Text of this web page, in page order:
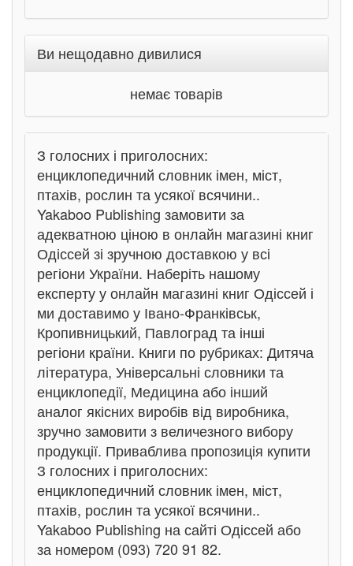
Ви нещодавно дивилися
немає товарів
З голосних і приголосних:
енциклопедичний словник імен, міст,
птахів, рослин та усякої всячини..
Yakaboo Publishing замовити за
адекватною ціною в онлайн магазині книг
Одіссей зі зручною доставкою у всі
регіони України. Наберіть нашому
експерту у онлайн магазині книг Одіссей і
ми доставимо у Івано-Франківськ,
Кропивницький, Павлоград та інші
регіони країни. Книги по рубриках: Дитяча
література, Універсальні словники та
енциклопедії, Медицина або інший
аналог якісних виробів від виробника,
зручно замовити з величезного вибору
продукції. Приваблива пропозиція купити
З голосних і приголосних:
енциклопедичний словник імен, міст,
птахів, рослин та усякої всячини..
Yakaboo Publishing на сайті Одіссей або
за номером (093) 720 91 82.